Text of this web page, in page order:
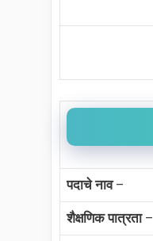
पदाचे नाव–
शैक्षणिक पात्रता–